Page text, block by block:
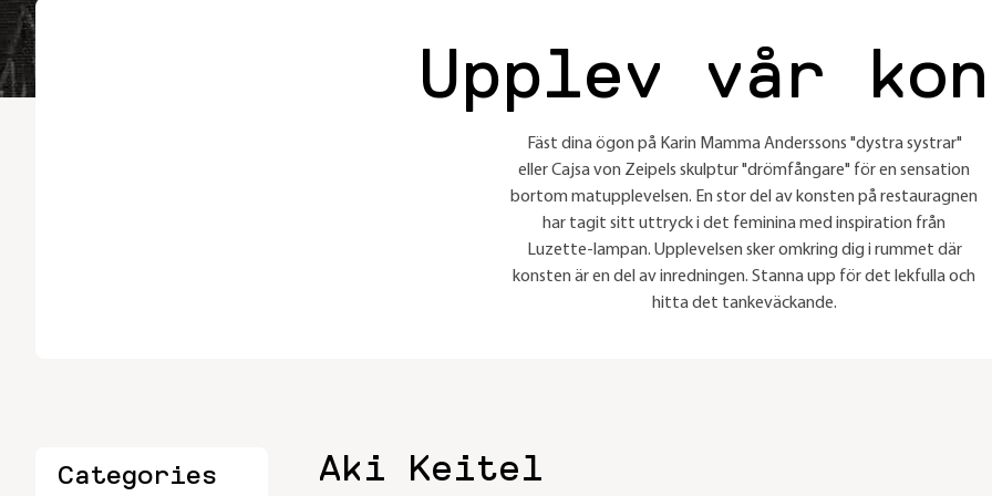
Upplev vår
Fäst dina ögon på Karin Mamma Anderssons "dystra systrar"
eller Cajsa von Zeipels skulptur "drömfångare" för en sensation
bortom matupplevelsen. En stor del av konsten på restauragnen
har tagit sitt uttryck i det feminina med inspiration från
Luzette-lampan. Upplevelsen sker omkring dig i rummet där
konsten är en del av inredningen. Stanna upp för det lekfulla och
hitta det tankeväckande.
Categories Aki Keitel